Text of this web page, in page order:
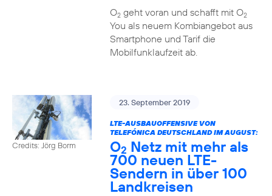
O2geht voran und schafft mit O2
You als neuem Kombiangebot aus
Smartphone und Tarif die
Mobilfunklaufzeit ab.
Credits: Jörg Borm
23. September 2019
LTE-AUSBAUOFFENSIVE VON
TELEFÓNICA DEUTSCHLAND IM AUGUST:
O2 Netz mit mehr als
700 neuen LTE-
Sendern in über 100
Landkreisen